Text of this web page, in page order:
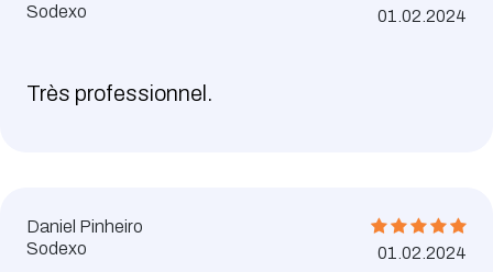
Sodexo
01.02.2024
Très professionnel.
Daniel Pinheiro
Sodexo
01.02.2024